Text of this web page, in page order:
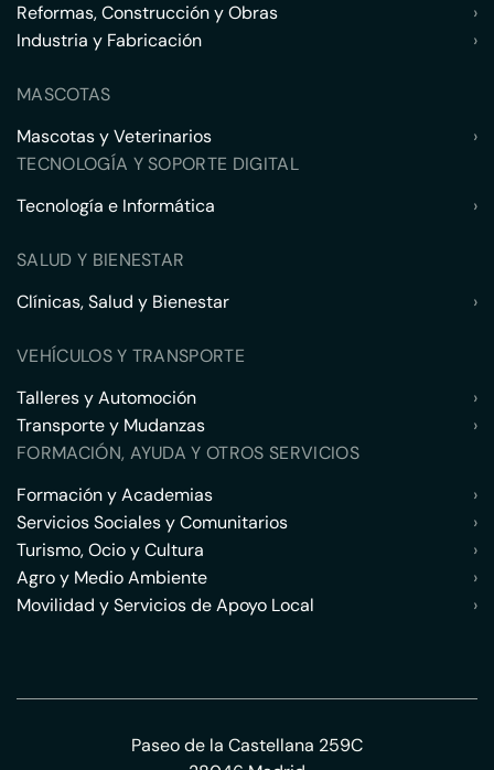
Reformas, Construcción y Obras
›
Industria y Fabricación
›
MASCOTAS
Mascotas y Veterinarios
›
TECNOLOGÍA Y SOPORTE DIGITAL
Tecnología e Informática
›
SALUD Y BIENESTAR
Clínicas, Salud y Bienestar
›
VEHÍCULOS Y TRANSPORTE
Talleres y Automoción
›
Transporte y Mudanzas
›
FORMACIÓN, AYUDA Y OTROS SERVICIOS
Formación y Academias
›
Servicios Sociales y Comunitarios
›
Turismo, Ocio y Cultura
›
Agro y Medio Ambiente
›
Movilidad y Servicios de Apoyo Local
›
Paseo de la Castellana 259C